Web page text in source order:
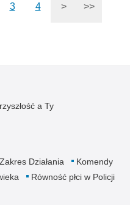
3 4 > >>
a Ty
Zakres Działania
Komendy
Równość płci w Policji